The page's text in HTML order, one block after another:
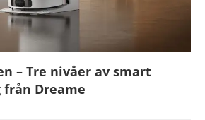
– Tre nivåer av smart
Dreame